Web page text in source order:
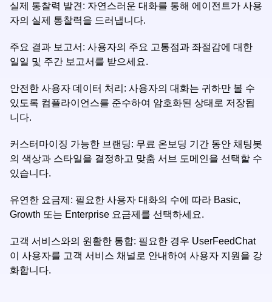
실제 통찰력 발견: 자연스러운 대화를 통해 에이전트가 사용
자의 실제 통찰력을 드러냅니다.
주요 결과 보고서: 사용자의 주요 고통점과 좌절감에 대한
일일 및 주간 보고서를 받으세요.
안전한 사용자 데이터 처리: 사용자의 대화는 귀하만 볼 수
있도록 컴플라이언스를 준수하여 암호화된 상태로 저장됩
니다.
커스터마이징 가능한 브랜딩: 무료 온보딩 기간 동안 채팅봇
의 색상과 스타일을 결정하고 맞춤 서브 도메인을 선택할 수
있습니다.
유연한 요금제: 필요한 사용자 대화의 수에 따라 Basic,
Growth 또는 Enterprise 요금제를 선택하세요.
고객 서비스와의 원활한 통합: 필요한 경우 UserFeedChat
이 사용자를 고객 서비스 채널로 안내하여 사용자 지원을 강
화합니다.